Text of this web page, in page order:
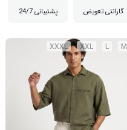
گارانتی تعویض پشتیبانی 24/7
M
L
XXL
XXXL